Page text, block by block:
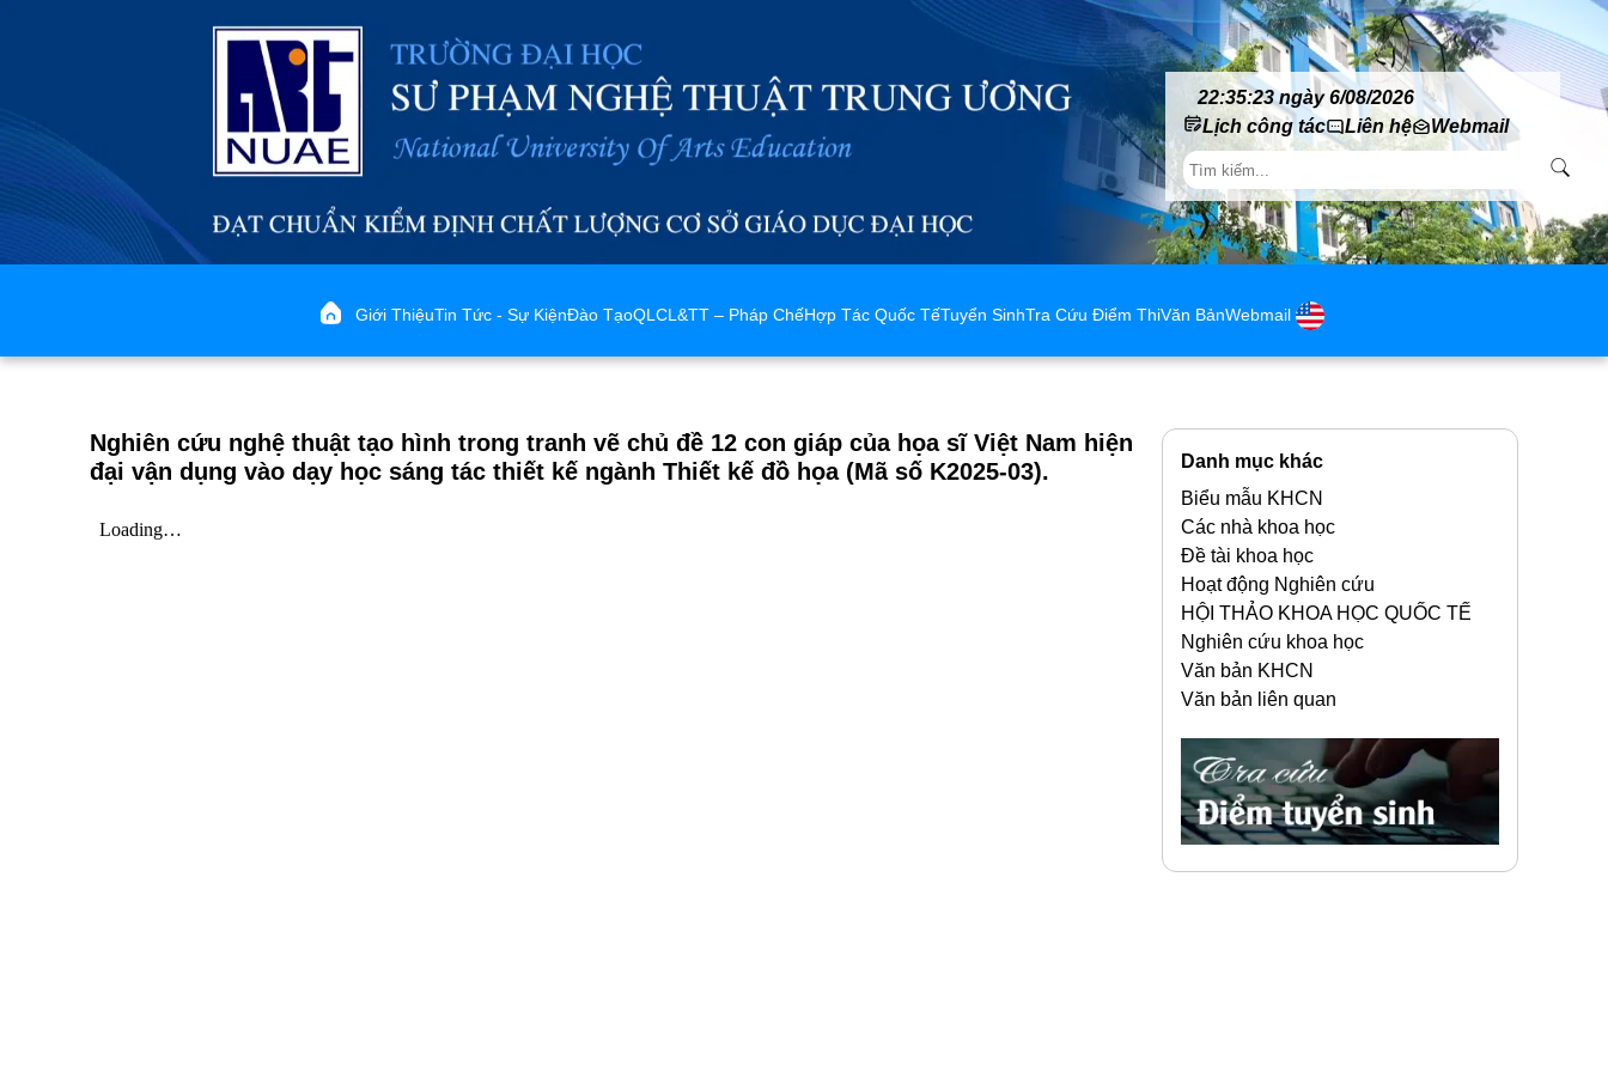
22:35:23 ngày 6/08/2026
Lịch công tác
Liên hệ Webmail
Giới ThiệuTin Tức - Sự KiệnĐào TạoQLCL&TT – Pháp ChếHợp Tác Quốc TếTuyển SinhTra Cứu Điểm ThiVăn BảnWebmail
Nghiên cứu nghệ thuật tạo hình trong tranh vẽ chủ đề 12 con giáp của họa sĩ Việt Nam hiện
đại vận dụng vào dạy học sáng tác thiết kế ngành Thiết kế đồ họa (Mã số K2025-03).
Danh mục khác
Biểu mẫu KHCN
Các nhà khoa học
Đề tài khoa học
Hoạt động Nghiên cứu
HỘI THẢO KHOA HỌC QUỐC TẾ
Nghiên cứu khoa học
Văn bản KHCN
Văn bản liên quan